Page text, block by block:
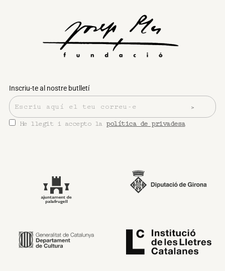
Inscriu-te al nostre butlletí
He llegit i accepto la política de privadesa